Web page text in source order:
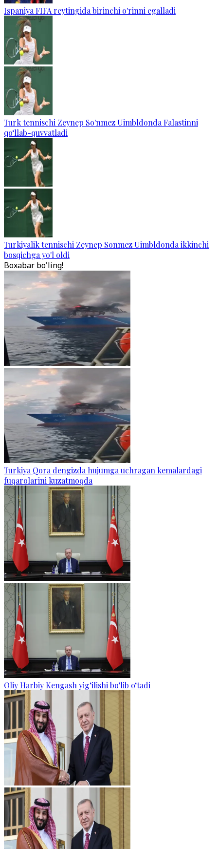
Ispaniya FIFA reytingida birinchi o'rinni egalladi
Turk tennischi Zeynep So'nmez Uimbldonda Falastinni
qo‘llab-quvvatladi
Turkiyalik tennischi Zeynep Sonmez Uimbldonda ikkinchi
bosqichga yo'l oldi
Boxabar bo'ling!
Turkiya Qora dengizda hujumga uchragan kemalardagi
fuqarolarini kuzatmoqda
Oliy Harbiy Kengash yig‘ilishi bo‘lib o‘tadi